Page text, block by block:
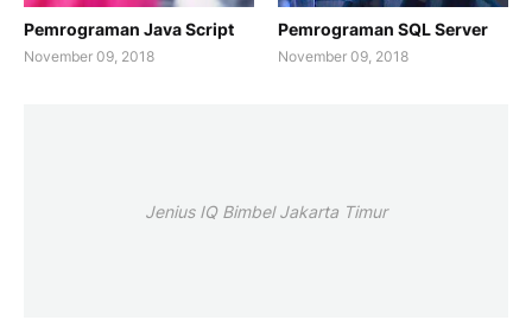
Pemrograman Java Script
November 09, 2018
Pemrograman SQL Server
November 09, 2018
Jenius IQ Bimbel Jakarta Timur